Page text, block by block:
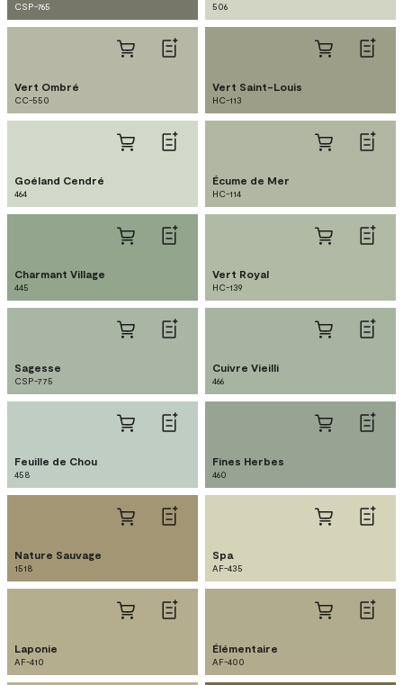
CSP-765 506
Vert Ombré
CC-550
Vert Saint-Louis
HC-113
Goéland Cendré
464
Écume de Mer
HC-114
Charmant Village
445
Vert Royal
HC-139
Sagesse
CSP-775
Cuivre Vieilli
466
Feuille de Chou
458
Fines Herbes
460
Nature Sauvage
1518
Spa
AF-435
Laponie
AF-410
Élémentaire
AF-400